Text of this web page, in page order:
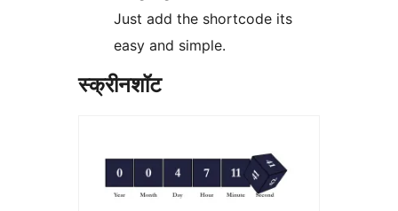
Just add the shortcode its
easy and simple.
स्क्रीनशॉट